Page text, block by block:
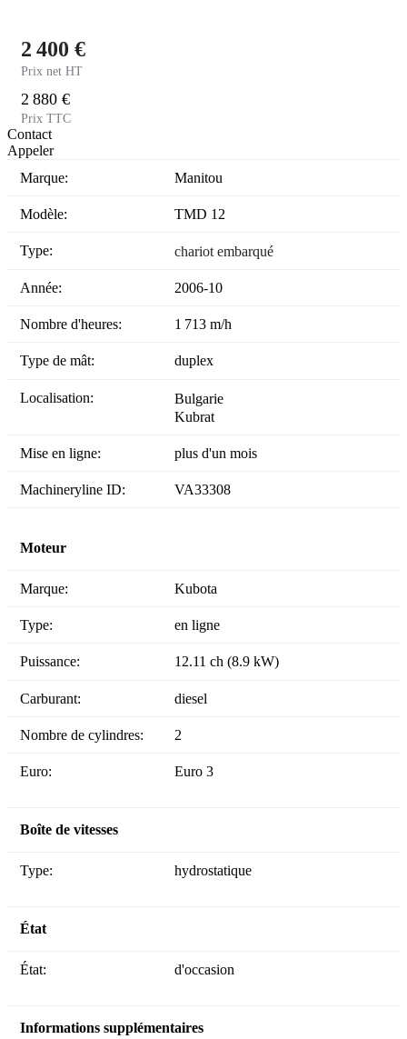
2 400 €
Prix net HT
2 880 €
Prix TTC
Contact
Appeler
Marque:
Manitou
Modèle: TMD 12
Type: chariot embarqué
Année: 2006-10
Nombre d'heures: 1 713 m/h
Type de mât: duplex
Localisation:
Bulgarie
Kubrat
Mise en ligne: plus d'un mois
Machineryline ID: VA33308
Moteur
Marque: Kubota
Type: en ligne
Puissance: 12.11 ch (8.9 kW)
Carburant: diesel
Nombre de cylindres: 2
Euro: Euro 3
Boîte de vitesses
Type: hydrostatique
État
État: d'occasion
Informations supplémentaires